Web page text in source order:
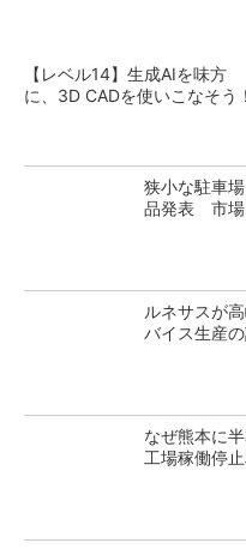
【レベル14】生成AIを味方
に、3D CADを使いこなそう！
狭小な駐車
品発表 市場
ルネサスが
バイス生産
なぜ熊本に
工場稼働停